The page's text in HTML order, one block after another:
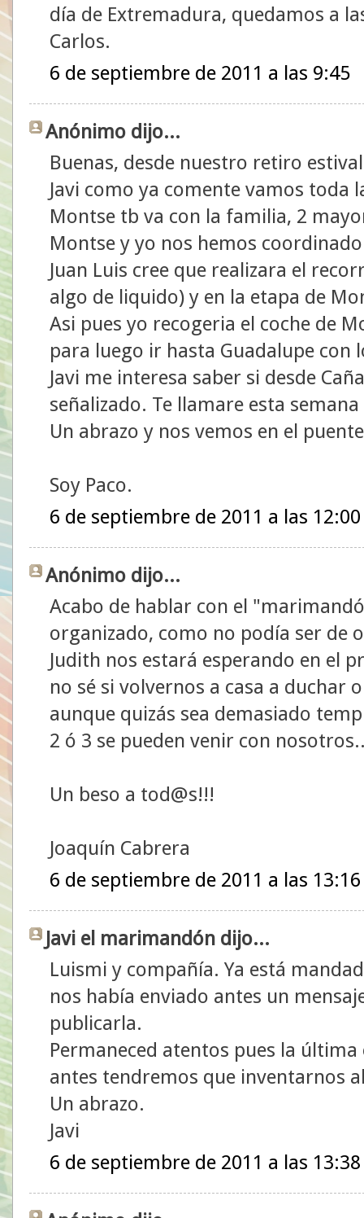
día de Extremadura, quedamos a
Carlos.
6 de septiembre de 2011 a las 9:45
Anónimo dijo...
Buenas, desde nuestro retiro
Javi como ya comente vamos toda
Montse tb va con la familia, 2
Montse y yo nos hemos
Juan Luis cree que realizara el
algo de liquido) y en la etapa de
Asi pues yo recogeria el coche de
para luego ir hasta Guadalupe con
Javi me interesa saber si desde
señalizado. Te llamare esta
Un abrazo y nos vemos en el
Soy Paco.
6 de septiembre de 2011 a las 12:00
Anónimo dijo...
Acabo de hablar con el
organizado, como no podía ser de
Judith nos estará esperando en el
no sé si volvernos a casa a duchar
aunque quizás sea demasiado
2 ó 3 se pueden venir con
Un beso a tod@s!!!
Joaquín Cabrera
6 de septiembre de 2011 a las 13:16
Javi el marimandón dijo...
Luismi y compañía. Ya está
nos había enviado antes un
publicarla.
Permaneced atentos pues la
antes tendremos que inventarnos
Un abrazo.
Javi
6 de septiembre de 2011 a las 13:38